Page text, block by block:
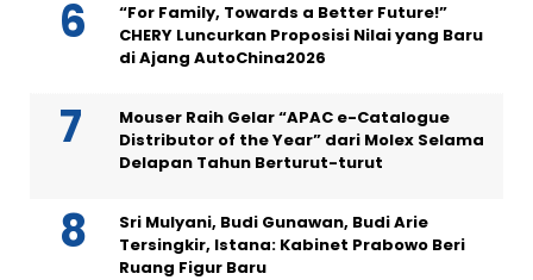
“For Family, Towards a Better Future!”
CHERY Luncurkan Proposisi Nilai yang Baru
di Ajang AutoChina2026
Mouser Raih Gelar “APAC e-Catalogue
Distributor of the Year” dari Molex Selama
Delapan Tahun Berturut-turut
Sri Mulyani, Budi Gunawan, Budi Arie
Tersingkir, Istana: Kabinet Prabowo Beri
Ruang Figur Baru